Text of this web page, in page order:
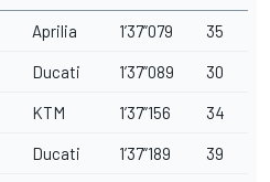
Aprilia 1’37”079 35
Ducati 1’37”089 30
KTM 1’37”156 34
Ducati 1’37”189 39